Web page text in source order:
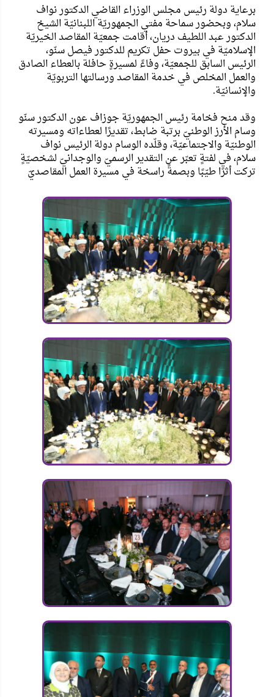
برعاية دولة رئيس مجلس الوزراء القاضي الدكتور نواف
سلام، وبحضور سماحة مفتي الجمهوريّة اللبنانيّة الشيخ
الدكتور عبد اللطيف دريان، أقامت جمعيّة المقاصد الخيريّة
الإسلاميّة في بيروت حفل تكريم للدكتور فيصل سنّو،
الرئيس السابق للجمعيّة، وفاءً لمسيرةٍ حافلة بالعطاء الصادق
والعمل المخلص في خدمة المقاصد ورسالتها التربويّة
والإنسانيّة.
وقد منح فخامة رئيس الجمهوريّة جوزاف عون الدكتور سنّو
وسام الأرز الوطنيّ برتبة ضابط، تقديرًا لعطاءاته ومسيرته
الوطنيّة والاجتماعيّة، وقلّده الوسام دولة الرئيس نواف
سلام، في لفتةٍ تعبّر عن التقدير الرسميّ والوجدانيّ لشخصيّةٍ
تركت أثرًا طيّبًا وبصمةً راسخة في مسيرة العمل المقاصديّ